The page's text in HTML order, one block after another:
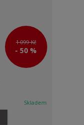
1 099 Kč
- 50 %
Skladem